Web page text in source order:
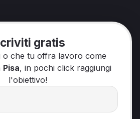
gratis
o che tu offra lavoro come
Pisa, in pochi click raggiungi
l'obiettivo!